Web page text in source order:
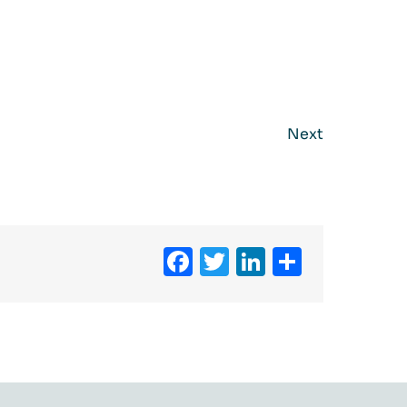
Next
Facebook
Twitter
LinkedIn